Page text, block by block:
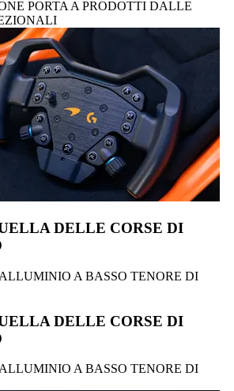
PORTA A PRODOTTI DALLE
DELLE CORSE DI
A BASSO TENORE DI
DELLE CORSE DI
A BASSO TENORE DI